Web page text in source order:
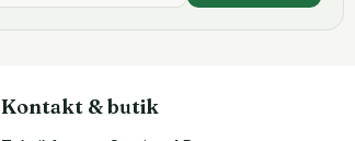
Kontakt & butik